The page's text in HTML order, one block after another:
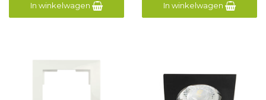
In winkelwagen In winkelwagen